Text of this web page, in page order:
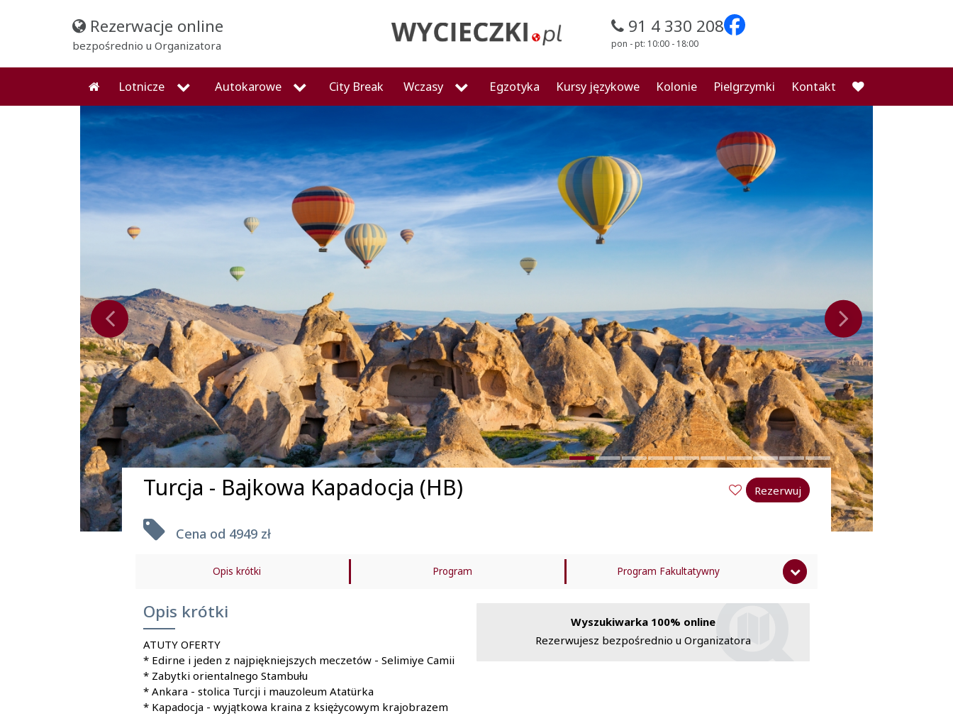
Rezerwacje online
bezpośrednio u Organizatora
91 4 330 208
pon - pt: 10:00 - 18:00
Lotnicze Autokarowe City Break Wczasy Egzotyka Kursy językowe Kolonie Pielgrzymki Kontakt
Turcja - Bajkowa Kapadocja (HB) Rezerwuj
Cena od 4949 zł
Opis krótki Program Program Fakultatywny
Uwagi praktyczne
Wyszukiwarka 100% online
Rezerwujesz bezpośrednio u Organizatora
Opis krótki
ATUTY OFERTY
* Edirne i jeden z najpiękniejszych meczetów - Selimiye Camii
* Zabytki orientalnego Stambułu
* Ankara - stolica Turcji i mauzoleum Atatürka
* Kapadocja - wyjątkowa kraina z księżycowym krajobrazem